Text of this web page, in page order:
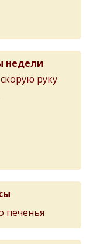
недели
руку
печенья